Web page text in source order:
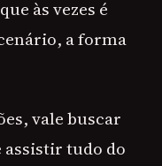
às vezes é
a forma
vale buscar
assistir tudo do